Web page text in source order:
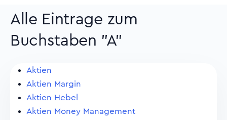
Alle Eintrage zum
Buchstaben "A"
Aktien
Aktien Margin
Aktien Hebel
Aktien Money Management